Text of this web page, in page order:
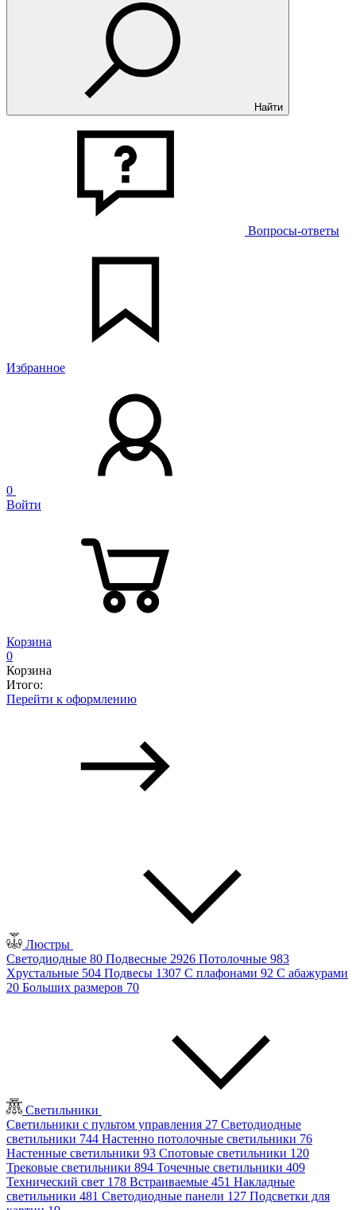
Найти
Вопросы-ответы
Избранное
0
Войти
Корзина
0
Корзина
Итого:
Перейти к оформлению
Люстры
Светодиодные 80 Подвесные 2926 Потолочные 983
Хрустальные 504 Подвесы 1307 С плафонами 92 С абажурами
20 Больших размеров 70
Светильники
Светильники с пультом управления 27 Светодиодные
светильники 744 Настенно потолочные светильники 76
Настенные светильники 93 Спотовые светильники 120
Трековые светильники 894 Точечные светильники 409
Технический свет 178 Встраиваемые 451 Накладные
светильники 481 Светодиодные панели 127 Подсветки для